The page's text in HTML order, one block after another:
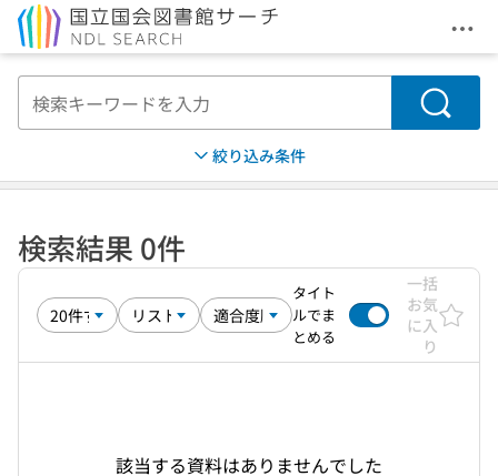
メ
検索
絞り込み条件
検索結果 0件
タイト
ルでま
とめる
一括
お気
に入
り
該当する資料はありませんでした